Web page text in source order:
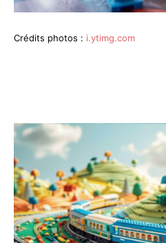
Crédits photos : i.ytimg.com